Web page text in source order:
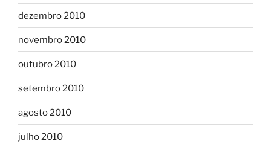
dezembro 2010
novembro 2010
outubro 2010
setembro 2010
agosto 2010
julho 2010